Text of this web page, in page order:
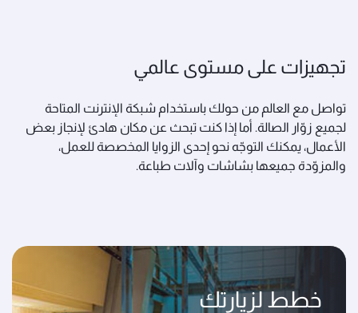
تجهيزات على مستوى عالمي
تواصل مع العالم من حولك باستخدام شبكة الإنترنت المتاحة
لجميع زوّار الصالة. أما إذا كنت تبحث عن مكان هادئ لإنجاز بعض
الأعمال، يمكنك التوجّه نحو إحدى الزوايا المخصصة للعمل،
والمزوّدة جميعها بشاشات وآلات طباعة.
خطط لزيارتك